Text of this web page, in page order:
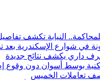
النيابة تكشف
شوارع الإسكندرية بعد
داري يكشف نتائج جديدة
بوسط أسوان دون وقوع
تعاملات الخميس